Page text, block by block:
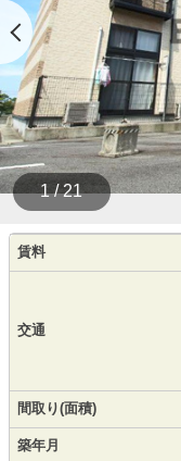
1 / 21
賃料
交通
間取り(面積)
築年月